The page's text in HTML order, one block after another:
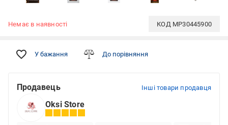
Немає в наявності КОД MP30445900
У бажання До порівняння
Продавець Інші товари продавця
Oksi Store